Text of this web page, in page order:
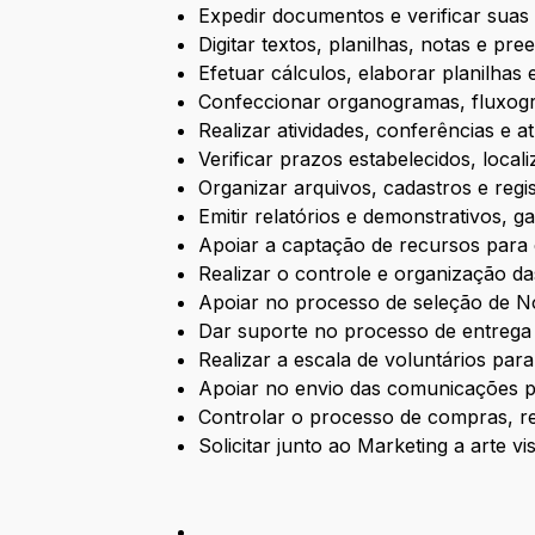
Expedir documentos e verificar
Digitar textos, planilhas, notas e
Efetuar cálculos, elaborar planilhas
Confeccionar organogramas,
Realizar atividades, conferências e
Verificar prazos estabelecidos,
Organizar arquivos, cadastros e
Emitir relatórios e demonstrativos,
Apoiar a captação de recursos
Realizar o controle e organização
Apoiar no processo de seleção de
Dar suporte no processo de
Realizar a escala de voluntários
Apoiar no envio das comunicações
Controlar o processo de compras,
Solicitar junto ao Marketing a arte